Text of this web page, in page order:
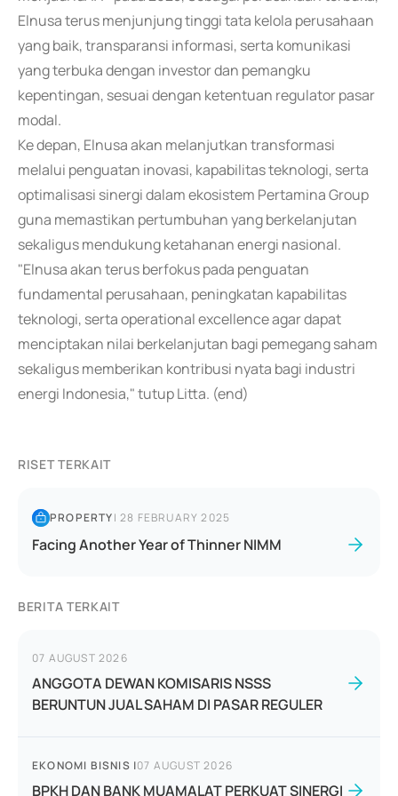
Elnusa terus menjunjung tinggi tata kelola perusahaan
yang baik, transparansi informasi, serta komunikasi
yang terbuka dengan investor dan pemangku
kepentingan, sesuai dengan ketentuan regulator pasar
modal.
Ke depan, Elnusa akan melanjutkan transformasi
melalui penguatan inovasi, kapabilitas teknologi, serta
optimalisasi sinergi dalam ekosistem Pertamina Group
guna memastikan pertumbuhan yang berkelanjutan
sekaligus mendukung ketahanan energi nasional.
"Elnusa akan terus berfokus pada penguatan
fundamental perusahaan, peningkatan kapabilitas
teknologi, serta operational excellence agar dapat
menciptakan nilai berkelanjutan bagi pemegang saham
sekaligus memberikan kontribusi nyata bagi industri
energi Indonesia," tutup Litta. (end)
RISET TERKAIT
PROPERTY|28 FEBRUARY 2025
Facing Another Year of Thinner NIMM
BERITA TERKAIT
07 AUGUST 2026
ANGGOTA DEWAN KOMISARIS NSSS
BERUNTUN JUAL SAHAM DI PASAR REGULER
EKONOMI BISNIS |07 AUGUST 2026
BPKH DAN BANK MUAMALAT PERKUAT SINERGI